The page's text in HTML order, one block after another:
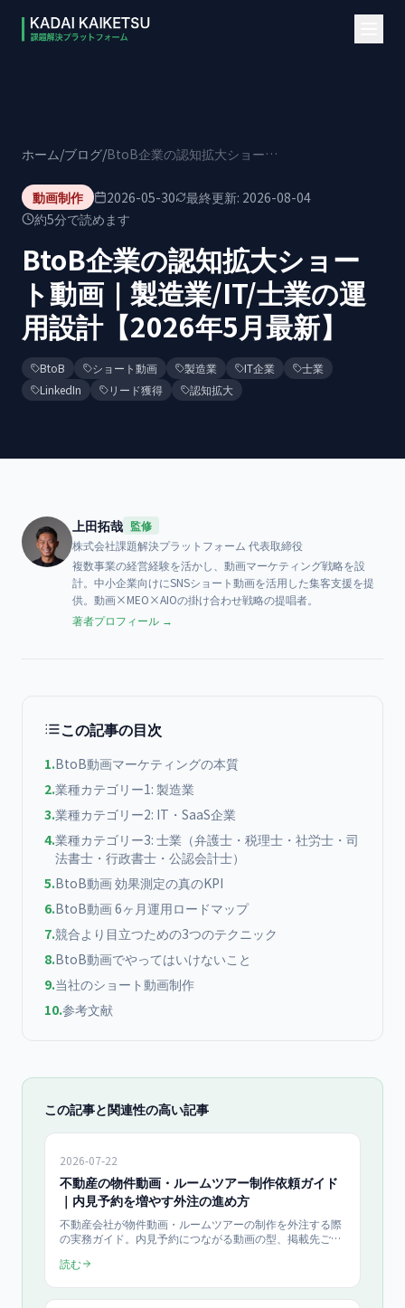
ホーム/ブログ/ BtoB企業の認知拡大ショート動画｜製造業/IT/士業の運用設計【2026年5月最新】
動画制作 2026-05-30 最終更新: 2026-08-04
約5分で読めます
BtoB企業の認知拡大ショー
ト動画｜製造業/IT/士業の運
用設計【2026年5月最新】
BtoB ショート動画 製造業 IT企業
士業
LinkedIn
リード獲得 認知拡大
上田拓哉 監修
株式会社課題解決プラットフォーム 代表取締役
複数事業の経営経験を活かし、動画マーケティング戦略を設
計。中小企業向けにSNSショート動画を活用した集客支援を提
供。動画×MEO×AIOの掛け合わせ戦略の提唱者。
著者プロフィール →
この記事の目次
1.BtoB動画マーケティングの本質
2.業種カテゴリー1: 製造業
3.業種カテゴリー2: IT・SaaS企業
4.業種カテゴリー3: 士業（弁護士・税理士・社労士・司
法書士・行政書士・公認会計士）
5.BtoB動画 効果測定の真のKPI
6.BtoB動画 6ヶ月運用ロードマップ
7.競合より目立つための3つのテクニック
8.BtoB動画でやってはいけないこと
9.当社のショート動画制作
10.参考文献
この記事と関連性の高い記事
2026-07-22
不動産の物件動画・ルームツアー制作依頼ガイド
｜内見予約を増やす外注の進め方
不動産会社が物件動画・ルームツアーの制作を外注する際
の実務ガイド。内見予約につながる動画の型、掲載先ごと
を解説します。当社はショート動画1本150,000円〜、月
読む